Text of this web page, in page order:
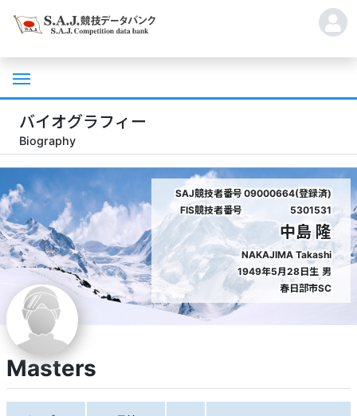
バイオグラフィー
Biography
SAJ競技者番号 09000664(登録済)
FIS競技者番号
5301531
中島 隆
NAKAJIMA Takashi
1949年5月28日生 男
春日部市SC
Masters